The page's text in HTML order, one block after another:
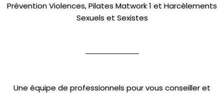
Prévention Violences, Pilates Matwork 1 et Harcèlements
Sexuels et Sexistes
Une équipe de professionnels pour vous conseiller et